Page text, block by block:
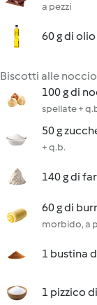
a pezzi
60 g di
Biscotti alle
100 g di
spellate +
50 g
+ q.b.
140 g di
60 g di
morbido, a
1 bustina
1 pizzico